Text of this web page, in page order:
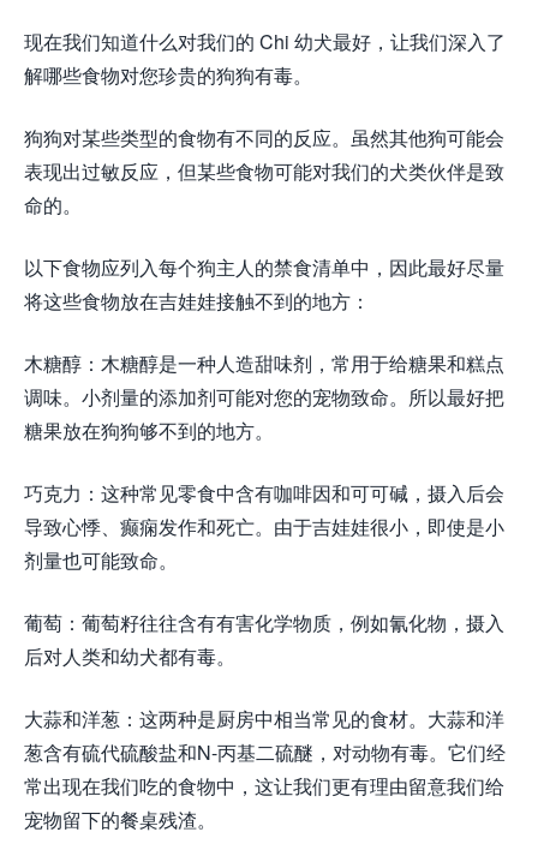
现在我们知道什么对我们的 Chi 幼犬最好，让我们深入了
解哪些食物对您珍贵的狗狗有毒。
狗狗对某些类型的食物有不同的反应。虽然其他狗可能会
表现出过敏反应，但某些食物可能对我们的犬类伙伴是致
命的。
以下食物应列入每个狗主人的禁食清单中，因此最好尽量
将这些食物放在吉娃娃接触不到的地方：
木糖醇：木糖醇是一种人造甜味剂，常用于给糖果和糕点
调味。小剂量的添加剂可能对您的宠物致命。所以最好把
糖果放在狗狗够不到的地方。
巧克力：这种常见零食中含有咖啡因和可可碱，摄入后会
导致心悸、癫痫发作和死亡。由于吉娃娃很小，即使是小
剂量也可能致命。
葡萄：葡萄籽往往含有有害化学物质，例如氰化物，摄入
后对人类和幼犬都有毒。
大蒜和洋葱：这两种是厨房中相当常见的食材。大蒜和洋
葱含有硫代硫酸盐和N-丙基二硫醚，对动物有毒。它们经
常出现在我们吃的食物中，这让我们更有理由留意我们给
宠物留下的餐桌残渣。